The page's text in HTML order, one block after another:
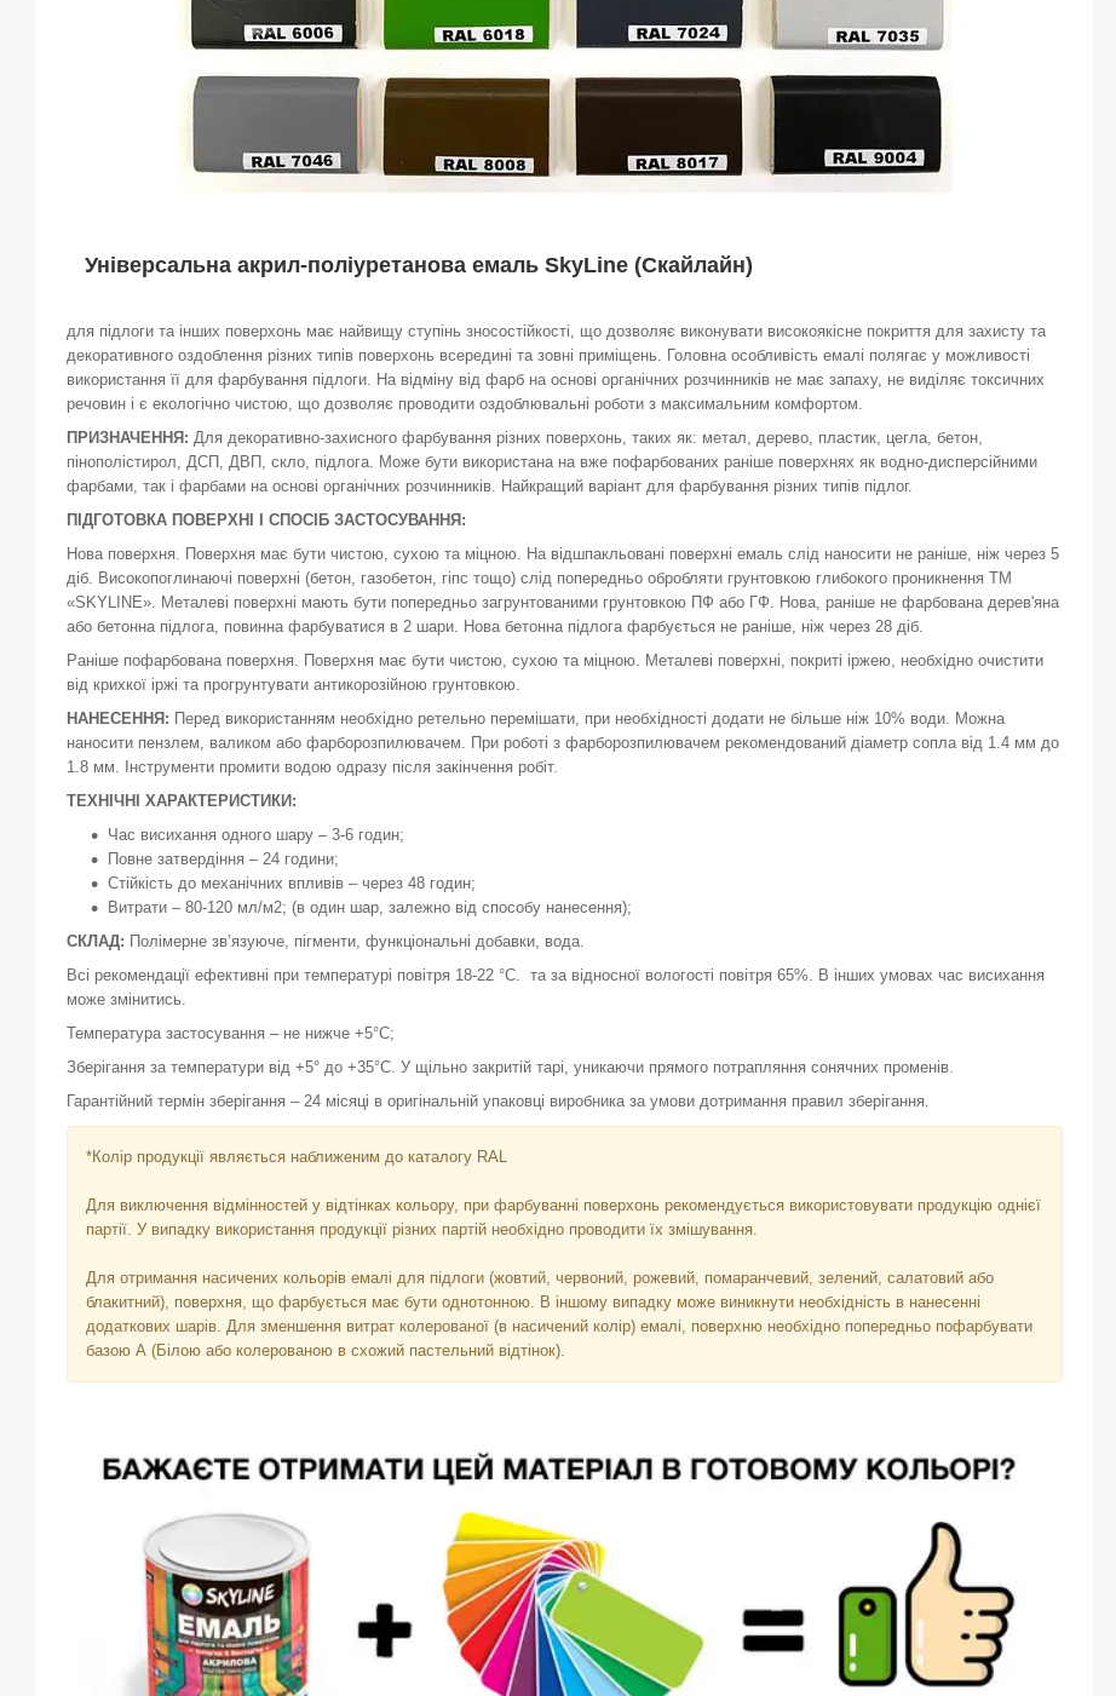
Універсальна акрил-поліуретанова емаль SkyLine (Скайлайн)
для підлоги та інших поверхонь має найвищу ступінь зносостійкості, що дозволяє виконувати високоякісне покриття для захисту та
декоративного оздоблення різних типів поверхонь всередині та зовні приміщень. Головна особливість емалі полягає у можливості
використання її для фарбування підлоги. На відміну від фарб на основі органічних розчинників не має запаху, не виділяє токсичних
речовин і є екологічно чистою, що дозволяє проводити оздоблювальні роботи з максимальним комфортом.
ПРИЗНАЧЕННЯ: Для декоративно-захисного фарбування різних поверхонь, таких як: метал, дерево, пластик, цегла, бетон,
пінополістирол, ДСП, ДВП, скло, підлога. Може бути використана на вже пофарбованих раніше поверхнях як водно-дисперсійними
фарбами, так і фарбами на основі органічних розчинників. Найкращий варіант для фарбування різних типів підлог.
ПІДГОТОВКА ПОВЕРХНІ І СПОСІБ ЗАСТОСУВАННЯ:
Нова поверхня. Поверхня має бути чистою, сухою та міцною. На відшпакльовані поверхні емаль слід наносити не раніше, ніж через 5
діб. Високопоглинаючі поверхні (бетон, газобетон, гіпс тощо) слід попередньо обробляти грунтовкою глибокого проникнення TM
«SKYLINE». Металеві поверхні мають бути попередньо загрунтованими грунтовкою ПФ або ГФ. Нова, раніше не фарбована дерев'яна
або бетонна підлога, повинна фарбуватися в 2 шари. Нова бетонна підлога фарбується не раніше, ніж через 28 діб.
Раніше пофарбована поверхня. Поверхня має бути чистою, сухою та міцною. Металеві поверхні, покриті іржею, необхідно очистити
від крихкої іржі та прогрунтувати антикорозійною грунтовкою.
НАНЕСЕННЯ: Перед використанням необхідно ретельно перемішати, при необхідності додати не більше ніж 10% води. Можна
наносити пензлем, валиком або фарборозпилювачем. При роботі з фарборозпилювачем рекомендований діаметр сопла від 1.4 мм до
1.8 мм. Інструменти промити водою одразу після закінчення робіт.
ТЕХНІЧНІ ХАРАКТЕРИСТИКИ:
Час висихання одного шару – 3-6 годин;
Повне затвердіння – 24 години;
Стійкість до механічних впливів – через 48 годин;
Витрати – 80-120 мл/м2; (в один шар, залежно від способу нанесення);
СКЛАД: Полімерне зв’язуюче, пігменти, функціональні добавки, вода.
Всі рекомендації ефективні при температурі повітря 18-22 °С. та за відносної вологості повітря 65%. В інших умовах час висихання
може змінитись.
Температура застосування – не нижче +5°С;
Зберігання за температури від +5° до +35°С. У щільно закритій тарі, уникаючи прямого потрапляння сонячних променів.
Гарантійний термін зберігання – 24 місяці в оригінальній упаковці виробника за умови дотримання правил зберігання.
*Колір продукції являється наближеним до каталогу RAL
Для виключення відмінностей у відтінках кольору, при фарбуванні поверхонь рекомендується використовувати продукцію однієї
партії. У випадку використання продукції різних партій необхідно проводити їх змішування.
Для отримання насичених кольорів емалі для підлоги (жовтий, червоний, рожевий, помаранчевий, зелений, салатовий або
блакитний), поверхня, що фарбується має бути однотонною. В іншому випадку може виникнути необхідність в нанесенні
додаткових шарів. Для зменшення витрат колерованої (в насичений колір) емалі, поверхню необхідно попередньо пофарбувати
базою А (Білою або колерованою в схожий пастельний відтінок).